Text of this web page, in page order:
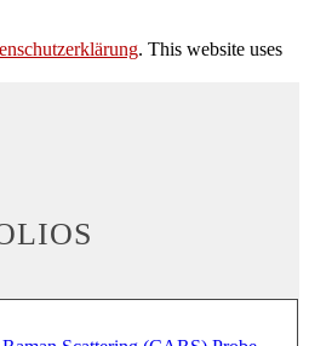
. This website uses